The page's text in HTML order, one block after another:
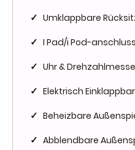
✓ Umklappbare
✓ I Pad/i Pod-anschluss
✓ Uhr &
✓ Elektrisch
✓ Beheizbare
✓ Abblendbare